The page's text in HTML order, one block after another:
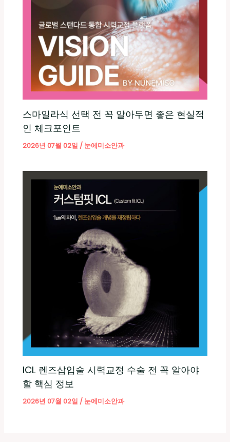
스마일라식 선택 전 꼭 알아두면 좋은 현실적
인 체크포인트
2026년 07월 02일 / 눈에미소안과
ICL 렌즈삽입술 시력교정 수술 전 꼭 알아야
할 핵심 정보
2026년 07월 02일 / 눈에미소안과